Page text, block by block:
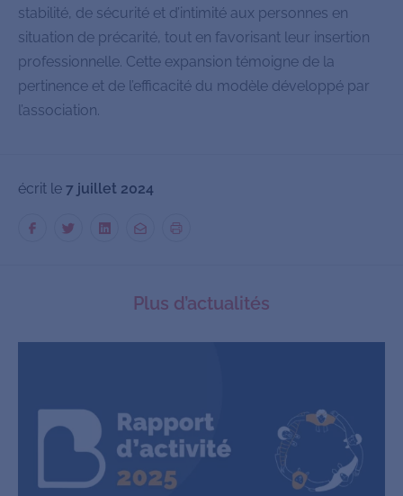
stabilité, de sécurité et d’intimité aux personnes en
situation de précarité, tout en favorisant leur insertion
professionnelle. Cette expansion témoigne de la
pertinence et de l’efficacité du modèle développé par
l’association.
écrit le 7 juillet 2024
Plus d’actualités